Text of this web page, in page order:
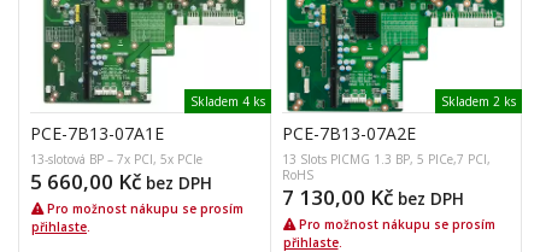
Skladem 4 ks
PCE-7B13-07A1E
13-slotová BP – 7x PCI, 5x PCIe
5 660,00 Kč bez DPH
Pro možnost nákupu se prosím
přihlaste
Skladem 2 ks
PCE-7B13-07A2E
13 Slots PICMG 1.3 BP, 5 PICe,7 PCI,
RoHS
7 130,00 Kč bez DPH
Pro možnost nákupu se prosím
přihlaste.